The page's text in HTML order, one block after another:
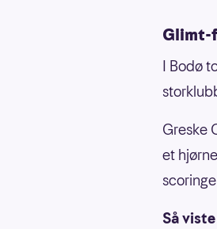
Glimt-
I Bodø
Greske
et
Så